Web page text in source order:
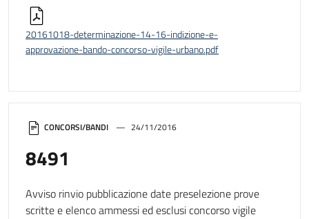
CONCORSI/BANDI 24/11/2016
8491
Avviso rinvio pubblicazione date preselezione prove
scritte e elenco ammessi ed esclusi concorso vigile
20161018-determinazione-14-16-indizione-e-
approvazione-bando-concorso-vigile-urbano.pdf